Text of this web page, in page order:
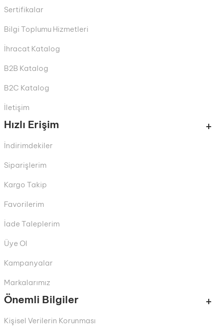
Sertifikalar
Bilgi Toplumu Hizmetleri
İhracat Katalog
B2B Katalog
B2C Katalog
İletişim
Hızlı Erişim
İndirimdekiler
Siparişlerim
Kargo Takip
Favorilerim
İade Taleplerim
Üye Ol
Kampanyalar
Markalarımız
Önemli Bilgiler
Kişisel Verilerin Korunması